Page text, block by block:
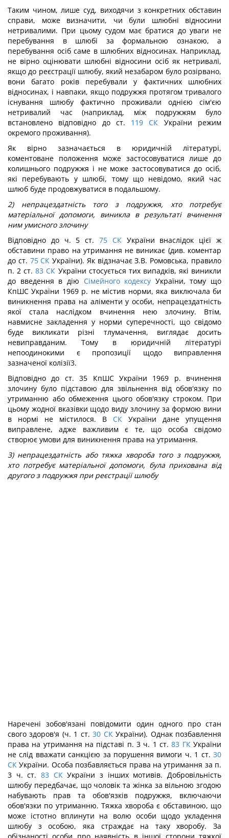
Таким чином, лише суд, виходячи з конкретних обставин
справи, може визначити, чи були шлюбні відносини
нетривалими. При цьому судом має братися до уваги не
перебування в шлюбі за формальною ознакою, а
перебування осіб саме в шлюбних відносинах. Наприклад,
не вірно оцінювати шлюбні відносини осіб як нетривалі,
якщо до реєстрації шлюбу, який незабаром було розірвано,
вони багато років перебували у фактичних шлюбних
відносинах, і навпаки, якщо подружжя протягом тривалого
існування шлюбу фактично проживали однією сім'єю
нетривалий час (наприклад, між подружжям було
встановлено відповідно до ст. 119 СК України режим
окремого проживання).
Як вірно зазначається в юридичній літературі,
коментоване положення може застосовуватися лише до
колишнього подружжя і не може застосовуватися до осіб,
які перебувають у шлюбі, тому що невідомо, який час
шлюб буде продовжуватися в подальшому.
2) непрацездатність того з подружжя, хто потребує
матеріальної допомоги, виникла в результаті вчинення
ним умисного злочину
Відповідно до ч. 5 ст. 75 СКУкраїни внаслідок цієї ж
обставини право на утримання не виникає (див. коментар
до ст. 75 СК України). Як відзначає З.В. Ромовська, правило
п. 2 ст. 83 СК України стосується тих випадків, які виникли
до введення в дію Сімейного кодексу України, тому що
КпШС України 1969 р. не містив норми, яка виключала би
виникнення права на аліменти у особи, непрацездатність
якої стала наслідком вчинення нею злочину. Втім,
навмисне закладення у норми суперечності, що свідомо
буде викликати різні тлумачення, виглядає досить
невиправданим. Тому в юридичній літературі
непоодинокими є пропозиції щодо виправлення
зазначеної колізії3.
Відповідно до ст. 35 КпШС України 1969 р. вчинення
злочину було підставою для звільнення від обов'язку по
утриманню або обмеження цього обов'язку строком. При
цьому жодної вказівки щодо виду злочину за формою вини
в нормі не містилося. В СК України дане упущення
виправлене, адже важливим є те, що особа свідомо
створює умови для виникнення права на утримання.
3) непрацездатність або тяжка хвороба того з подружжя,
хто потребує матеріальної допомоги, була прихована від
другого з подружжя при реєстрації шлюбу
Наречені зобов'язані повідомити один одного про стан
свого здоров'я (ч. 1 ст. 30 СКУкраїни). Однак позбавлення
права на утримання на підставі п. 3 ч. 1 ст. 83 ГКУкраїни
не слід вважати санкцією за порушення вимоги ч. 1 ст. 30
СК України. Особа позбавляється права на утримання за п.
3 ч. ст. 83 СКУкраїни з інших мотивів. Добровільність
шлюбу передбачає, що чоловік та жінка за вільною згодою
набувають прав та обов'язків подружжя, включаючи
обов'язки по утриманню. Тяжка хвороба є обставиною, що
може істотно вплинути на волю особи щодо укладення
шлюбу з особою, яка страждає на таку хворобу. За